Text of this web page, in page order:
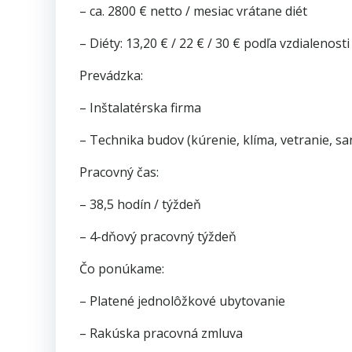
– ca. 2800 € netto / mesiac vrátane diét
– Diéty: 13,20 € / 22 € / 30 € podľa vzdialenosti
Prevádzka:
– Inštalatérska firma
– Technika budov (kúrenie, klíma, vetranie,
Pracovný čas:
– 38,5 hodín / týždeň
– 4-dňový pracovný týždeň
Čo ponúkame:
– Platené jednolôžkové ubytovanie
– Rakúska pracovná zmluva